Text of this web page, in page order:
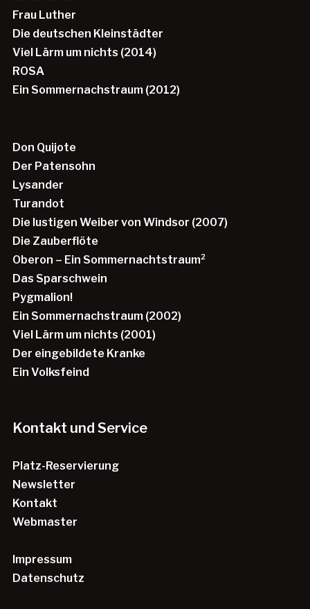
Frau Luther
Die deutschen Kleinstädter
Viel Lärm um nichts (2014)
ROSA
Ein Sommernachstraum (2012)
Don Quijote
Der Patensohn
Lysander
Turandot
Die lustigen Weiber von Windsor (2007)
Die Zauberflöte
Oberon – Ein Sommernachtstraum²
Das Sparschwein
Pygmalion!
Ein Sommernachstraum (2002)
Viel Lärm um nichts (2001)
Der eingebildete Kranke
Ein Volksfeind
Kontakt und Service
Platz-Reservierung
Newsletter
Kontakt
Webmaster
Impressum
Datenschutz